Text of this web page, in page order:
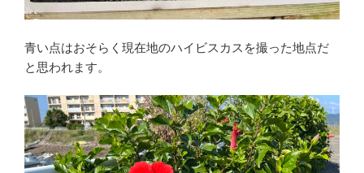
青い点はおそらく現在地のハイビスカスを撮った地点だ
と思われます。